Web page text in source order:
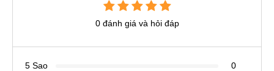
0 đánh giá và hỏi đáp
5 Sao
0